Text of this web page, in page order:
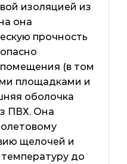
изоляцией из
она
прочность
помещения (в том
площадками и
оболочка
ПВХ. Она
щелочей и
до